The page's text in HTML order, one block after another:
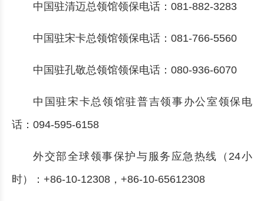
中国驻清迈总领馆领保电话：081-882-3283
中国驻宋卡总领馆领保电话：081-766-5560
中国驻孔敬总领馆领保电话：080-936-6070
中国驻宋卡总领馆驻普吉领事办公室领保电
话：094-595-6158
外交部全球领事保护与服务应急热线（24小
时）：+86-10-12308，+86-10-65612308